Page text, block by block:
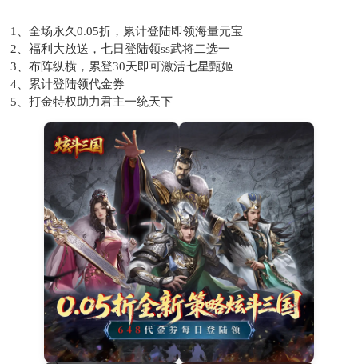
1、全场永久0.05折，累计登陆即领海量元宝
2、福利大放送，七日登陆领ss武将二选一
3、布阵纵横，累登30天即可激活七星甄姬
4、累计登陆领代金券
5、打金特权助力君主一统天下